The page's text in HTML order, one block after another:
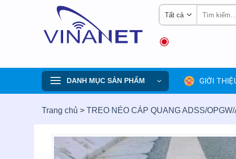
kiếm:
DANH MỤC SẢN PHẨM GIỚI
Trang chủ > TREO NÉO CÁP QUANG ADSS/